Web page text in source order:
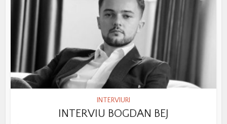
INTERVIURI
INTERVIU BOGDAN BEJ